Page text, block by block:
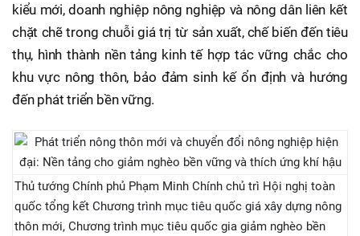
kiểu mới, doanh nghiệp nông nghiệp và nông dân liên kết
chặt chẽ trong chuỗi giá trị từ sản xuất, chế biến đến tiêu
thụ, hình thành nền tảng kinh tế hợp tác vững chắc cho
khu vực nông thôn, bảo đảm sinh kế ổn định và hướng
đến phát triển bền vững.
Thủ tướng Chính phủ Phạm Minh Chính chủ trì Hội nghị toàn
quốc tổng kết Chương trình mục tiêu quốc giá xây dựng nông
thôn mới, Chương trình mục tiêu quốc gia giảm nghèo bền